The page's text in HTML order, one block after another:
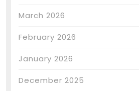
March 2026
February 2026
January 2026
December 2025